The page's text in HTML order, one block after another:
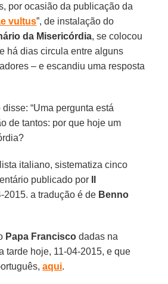
por ocasião da publicação da
vultus”, de instalação do
da Misericórdia, se colocou
há dias circula entre alguns
– e escandiu uma resposta
disse: “Uma pergunta está
de tantos: por que hoje um
italiano, sistematiza cinco
publicado por
2015. a tradução é de Benno
Papa Francisco dadas na
tarde hoje, 11-04-2015, e que
aqui.